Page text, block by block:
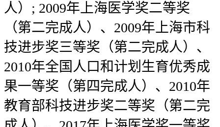
人）; 2009年上海医学奖二等奖
（第二完成人）、2009年上海市科
技进步奖三等奖（第二完成人）、
2010年全国人口和计划生育优秀成
果一等奖（第四完成人）、2010年
教育部科技进步奖二等奖（第二完